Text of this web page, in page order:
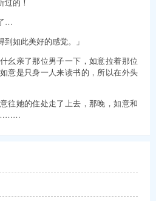
过的！
…
到如此美好的感觉。」
幺亲了那位男子一下，如意拉着那位
意是只身一人来读书的，所以在外头
往她的住处走了上去，那晚，如意和
………